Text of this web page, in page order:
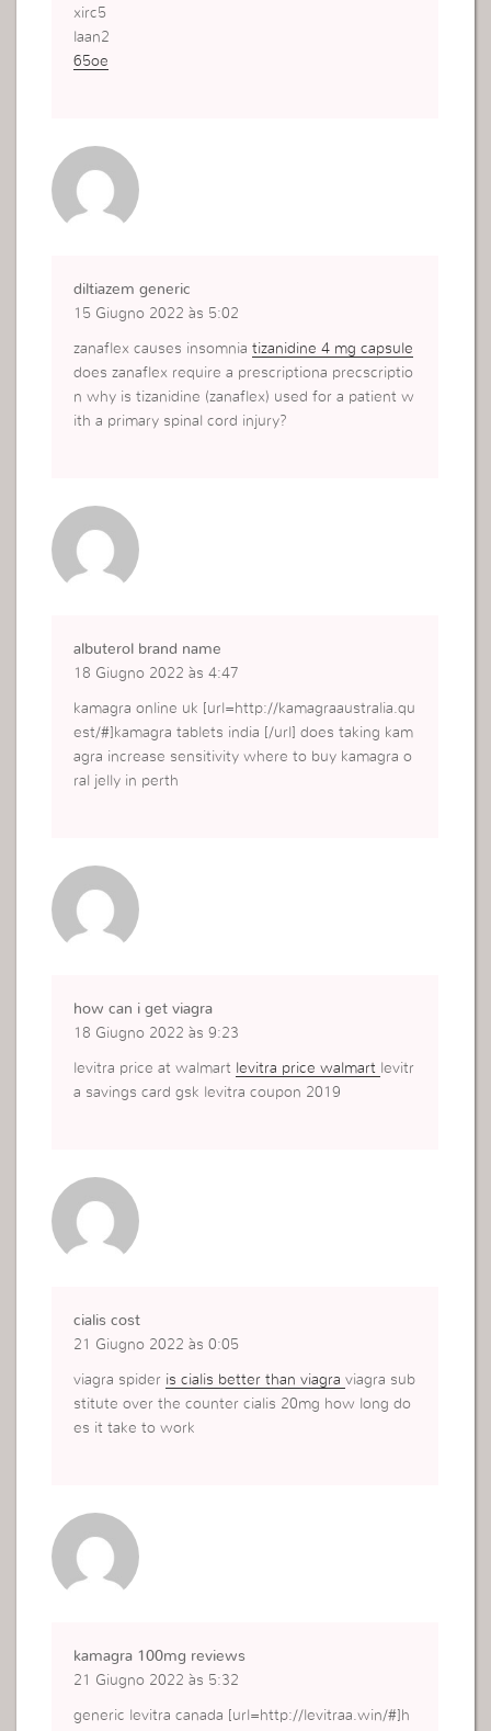
xirc5
laan2
65oe
diltiazem generic
15 Giugno 2022 às 5:02
zanaflex causes insomniatizanidine 4 mg capsule
does zanaflex require a prescriptiona precscriptio
n why is tizanidine (zanaflex) used for a patient w
ith a primary spinal cord injury?
albuterol brand name
18 Giugno 2022 às 4:47
kamagra online uk [url=http://kamagraaustralia.qu
est/#]kamagra tablets india [/url] does taking kam
agra increase sensitivity where to buy kamagra o
ral jelly in perth
how can i get viagra
18 Giugno 2022 às 9:23
levitra price at walmart levitra price walmart levitr
a savings card gsk levitra coupon 2019
cialis cost
21 Giugno 2022 às 0:05
viagra spider is cialis better than viagraviagra sub
stitute over the counter cialis 20mg how long do
es it take to work
kamagra 100mg reviews
21 Giugno 2022 às 5:32
generic levitra canada [url=http://levitraa.win/#]h